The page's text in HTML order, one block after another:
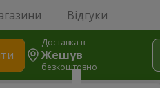
Відгуки
Доставка в
Жешув
безкоштовно